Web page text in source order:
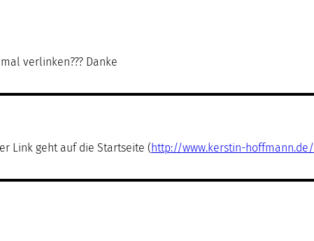
verlinken??? Danke
Link geht auf die Startseite (http://www.kerstin-hoffmann.de/